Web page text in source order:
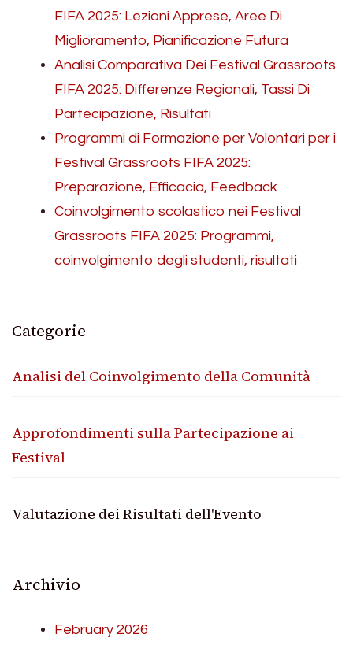
FIFA 2025: Lezioni Apprese, Aree Di
Miglioramento, Pianificazione Futura
Analisi Comparativa Dei Festival Grassroots
FIFA 2025: Differenze Regionali, Tassi Di
Partecipazione, Risultati
Programmi di Formazione per Volontari per i
Festival Grassroots FIFA 2025:
Preparazione, Efficacia, Feedback
Coinvolgimento scolastico nei Festival
Grassroots FIFA 2025: Programmi,
coinvolgimento degli studenti, risultati
Categorie
Analisi del Coinvolgimento della Comunità
Approfondimenti sulla Partecipazione ai
Festival
Valutazione dei Risultati dell'Evento
Archivio
February 2026